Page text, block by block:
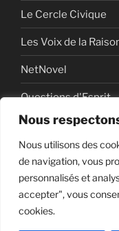
Nous
Nous utilisons des
de navigation, vous
personnalisés et
accepter", vous
cookies.
Le Cercle Civique
Les Voix de la
NetNovel
Questions d'Esprit
Série
Série vidéo